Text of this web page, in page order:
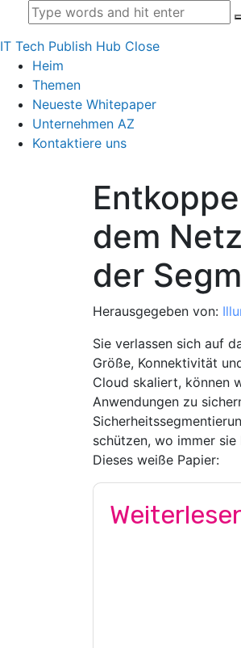
IT Tech Publish Hub Close
Heim
Themen
Neueste Whitepaper
Unternehmen AZ
Kontaktiere uns
dem
der
Herausgegeben von:
Sie verlassen sich auf
Größe, Konnektivität
Cloud skaliert, können
Anwendungen zu
schützen, wo immer sie
Dieses weiße Papier: